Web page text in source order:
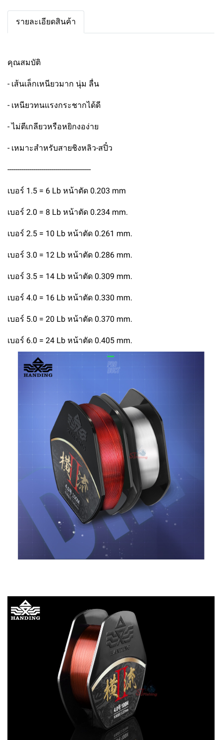
รายละเอียดสินค้า
คุณสมบัติ
- เส้นเล็กเหนียวมาก นุ่ม ลื่น
- เหนียวทนแรงกระชากได้ดี
- ไม่ตีเกลียวหรือหยิกงอง่าย
- เหมาะสำหรับสายชิงหลิว-สปิ๋ว
------------------------------------------
เบอร์ 1.5 = 6 Lb หน้าตัด 0.203 mm
เบอร์ 2.0 = 8 Lb หน้าตัด 0.234 mm.
เบอร์ 2.5 = 10 Lb หน้าตัด 0.261 mm.
เบอร์ 3.0 = 12 Lb หน้าตัด 0.286 mm.
เบอร์ 3.5 = 14 Lb หน้าตัด 0.309 mm.
เบอร์ 4.0 = 16 Lb หน้าตัด 0.330 mm.
เบอร์ 5.0 = 20 Lb หน้าตัด 0.370 mm.
เบอร์ 6.0 = 24 Lb หน้าตัด 0.405 mm.